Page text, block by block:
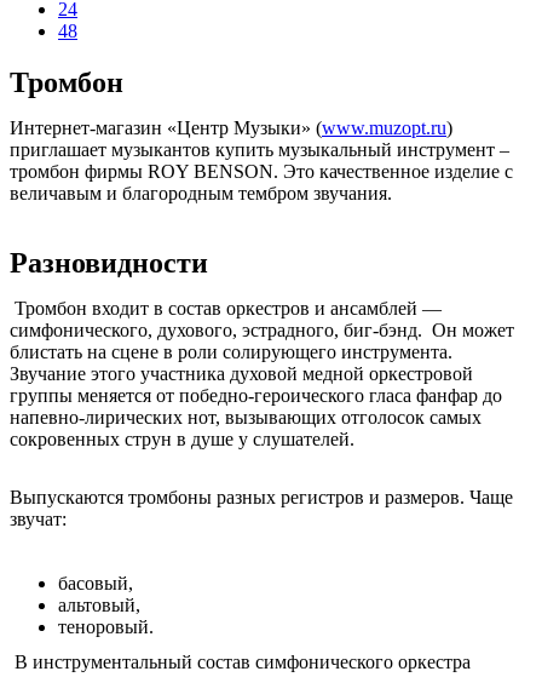
24
48
Тромбон
Интернет-магазин «Центр Музыки» (www.muzopt.ru)
приглашает музыкантов купить музыкальный инструмент –
тромбон фирмы ROY BENSON. Это качественное изделие с
величавым и благородным тембром звучания.
Разновидности
Тромбон входит в состав оркестров и ансамблей ―
симфонического, духового, эстрадного, биг-бэнд. Он может
блистать на сцене в роли солирующего инструмента.
Звучание этого участника духовой медной оркестровой
группы меняется от победно-героического гласа фанфар до
напевно-лирических нот, вызывающих отголосок самых
сокровенных струн в душе у слушателей.
Выпускаются тромбоны разных регистров и размеров. Чаще
звучат:
басовый,
альтовый,
теноровый.
В инструментальный состав симфонического оркестра